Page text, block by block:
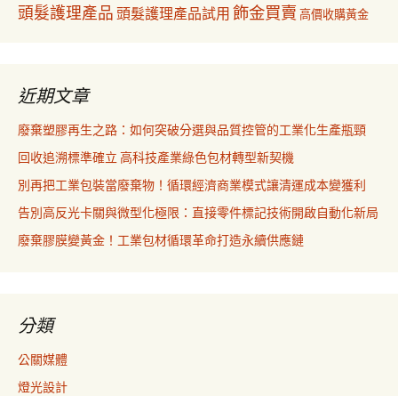
頭髮護理產品 頭髮護理產品試用 飾金買賣 高價收購黃金
近期文章
廢棄塑膠再生之路：如何突破分選與品質控管的工業化生產瓶頸
回收追溯標準確立 高科技產業綠色包材轉型新契機
別再把工業包裝當廢棄物！循環經濟商業模式讓清運成本變獲利
告別高反光卡關與微型化極限：直接零件標記技術開啟自動化新局
廢棄膠膜變黃金！工業包材循環革命打造永續供應鏈
分類
公關媒體
燈光設計